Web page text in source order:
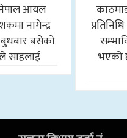
नेपाल आयल
नागेन्द्र
बसेको
साहलाई
भएको